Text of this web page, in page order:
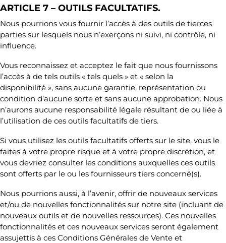
ARTICLE 7 – OUTILS FACULTATIFS.
Nous pourrions vous fournir l’accès à des outils de tierces
parties sur lesquels nous n’exerçons ni suivi, ni contrôle, ni
influence.
Vous reconnaissez et acceptez le fait que nous fournissons
l’accès à de tels outils « tels quels » et « selon la
disponibilité », sans aucune garantie, représentation ou
condition d’aucune sorte et sans aucune approbation. Nous
n’aurons aucune responsabilité légale résultant de ou liée à
l’utilisation de ces outils facultatifs de tiers.
Si vous utilisez les outils facultatifs offerts sur le site, vous le
faites à votre propre risque et à votre propre discrétion, et
vous devriez consulter les conditions auxquelles ces outils
sont offerts par le ou les fournisseurs tiers concerné(s).
Nous pourrions aussi, à l’avenir, offrir de nouveaux services
et/ou de nouvelles fonctionnalités sur notre site (incluant de
nouveaux outils et de nouvelles ressources). Ces nouvelles
fonctionnalités et ces nouveaux services seront également
assujettis à ces Conditions Générales de Vente et